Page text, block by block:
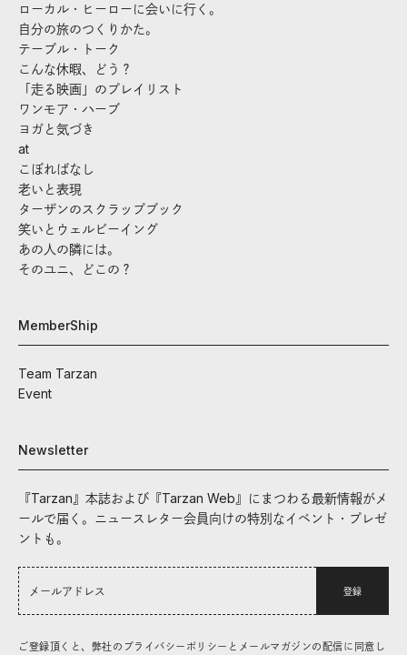
ローカル・ヒーローに会いに行く。
自分の旅のつくりかた。
テーブル・トーク
こんな休暇、どう？
「走る映画」のプレイリスト
ワンモア・ハーブ
ヨガと気づき
at
こぼればなし
老いと表現
ターザンのスクラップブック
笑いとウェルビーイング
あの人の隣には。
そのユニ、どこの？
MemberShip
Team Tarzan
Event
Newsletter
『Tarzan』本誌および『Tarzan Web』にまつわる最新情報がメ
ールで届く。ニュースレター会員向けの特別なイベント・プレゼ
ントも。
登録
ご登録頂くと、弊社のプライバシーポリシーとメールマガジンの配信に同意し